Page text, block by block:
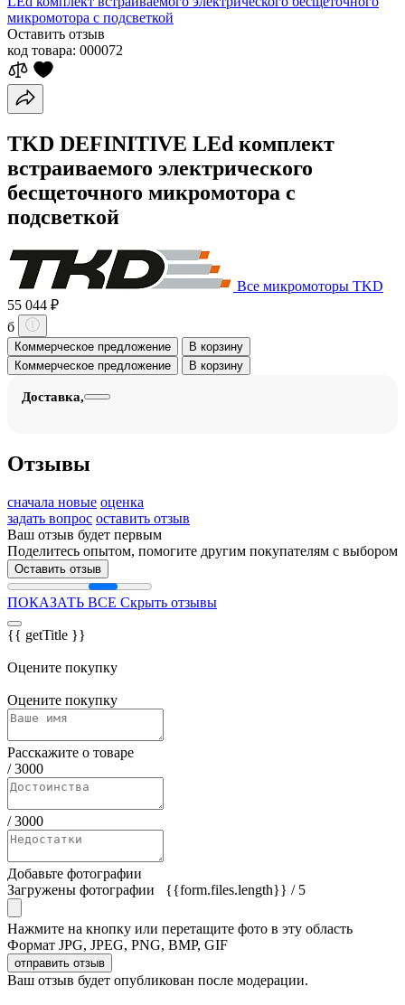
микромотора с подсветкой
Оставить отзыв
код товара: 000072
TKD DEFINITIVE LEd комплект
встраиваемого электрического
бесщеточного микромотора с
подсветкой
Все микромоторы TKD
55 044 ₽
б
Коммерческое предложение
В корзину
Коммерческое предложение
В корзину
Доставка,
Отзывы
сначала новые оценка
задать вопрос оставить отзыв
Ваш отзыв будет первым
Поделитесь опытом, помогите другим покупателям с выбором
Оставить отзыв
ПОКАЗАТЬ ВСЕ Скрыть отзывы
{{ getTitle }}
Оцените покупку
Оцените покупку
Расскажите о товаре
/3000
/3000
Добавьте фотографии
Загружены фотографии
{{form.files.length}} / 5
Нажмите на кнопку или перетащите фото в эту область
Формат JPG, JPEG, PNG, BMP, GIF
отправить отзыв
Ваш отзыв будет опубликован после модерации.